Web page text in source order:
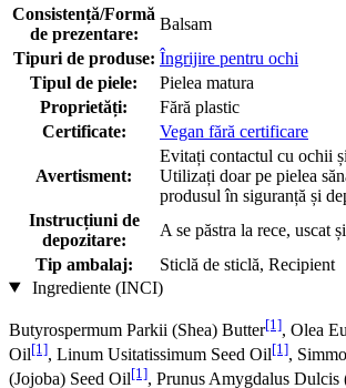
Consistență/Formă
de prezentare:
Balsam
Tipuri de produse: Îngrijire pentru ochi
Tipul de piele:
Pielea matura
Proprietăți:
Fără plastic
Certificate:
Vegan fără certificare
Avertisment:
Evitați contactul cu ochii
Utilizați doar pe pielea
produsul în siguranță și
Instrucțiuni de
depozitare:
A se păstra la rece, uscat
Tip ambalaj:
Sticlă de sticlă, Recipient
Ingrediente (INCI)
Butyrospermum Parkii (Shea) Butter[1], Olea
Oil[1], Linum Usitatissimum Seed Oil[1],
(Jojoba) Seed Oil[1], Prunus Amygdalus